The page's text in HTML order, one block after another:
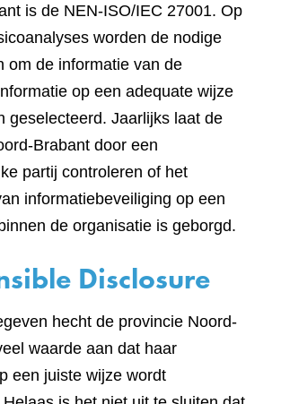
is de NEN-ISO/IEC 27001. Op
worden de nodige
om de informatie van de
op een adequate wijze
geselecteerd. Jaarlijks laat de
Brabant door een
partij controleren of het
informatiebeveiliging op een
de organisatie is geborgd.
Disclosure
hecht de provincie Noord-
waarde aan dat haar
een juiste wijze wordt